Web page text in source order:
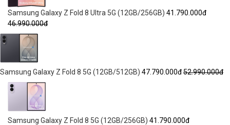
Samsung Galaxy Z Fold 8 Ultra 5G (12GB/256GB) 41.790.000đ
46.990.000đ
Samsung Galaxy Z Fold 8 5G (12GB/512GB) 47.790.000đ52.990.000đ
Samsung Galaxy Z Fold 8 5G (12GB/256GB) 41.790.000đ